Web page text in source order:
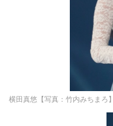
横田真悠【写真：竹内みちまろ】